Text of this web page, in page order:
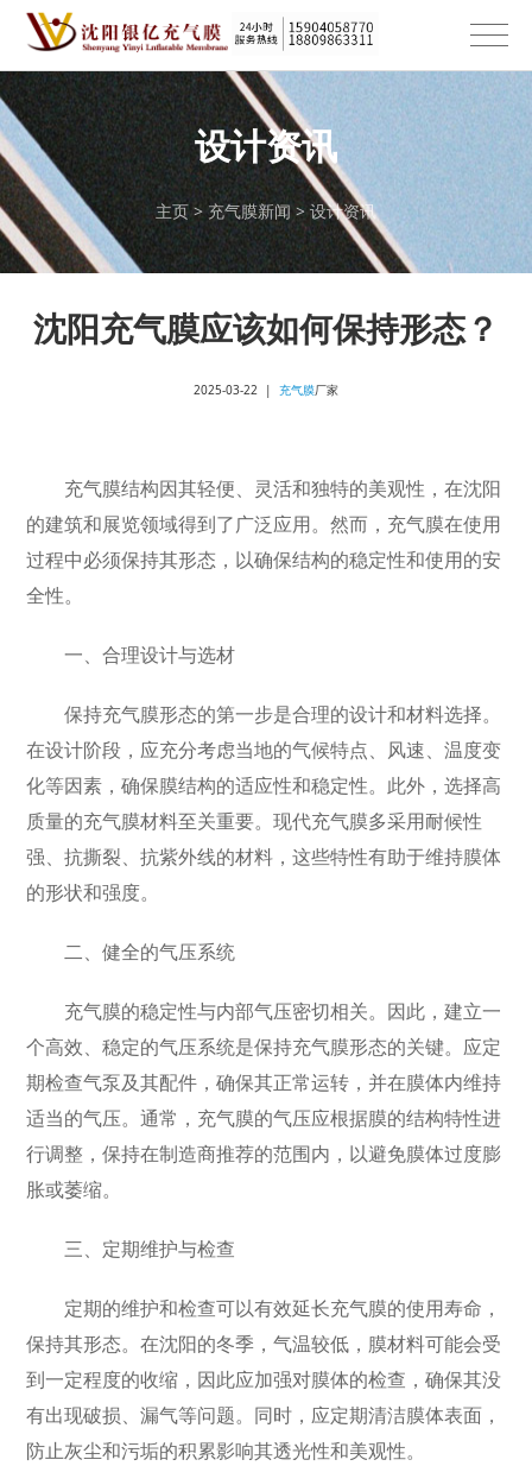
设计资讯
主页> 充气膜新闻> 设计资讯
沈阳充气膜应该如何保持形态？
2025-03-22 | 充气膜厂家
充气膜结构因其轻便、灵活和独特的美观性，在沈阳
的建筑和展览领域得到了广泛应用。然而，充气膜在使用
过程中必须保持其形态，以确保结构的稳定性和使用的安
全性。
一、合理设计与选材
保持充气膜形态的第一步是合理的设计和材料选择。
在设计阶段，应充分考虑当地的气候特点、风速、温度变
化等因素，确保膜结构的适应性和稳定性。此外，选择高
质量的充气膜材料至关重要。现代充气膜多采用耐候性
强、抗撕裂、抗紫外线的材料，这些特性有助于维持膜体
的形状和强度。
二、健全的气压系统
充气膜的稳定性与内部气压密切相关。因此，建立一
个高效、稳定的气压系统是保持充气膜形态的关键。应定
期检查气泵及其配件，确保其正常运转，并在膜体内维持
适当的气压。通常，充气膜的气压应根据膜的结构特性进
行调整，保持在制造商推荐的范围内，以避免膜体过度膨
胀或萎缩。
三、定期维护与检查
定期的维护和检查可以有效延长充气膜的使用寿命，
保持其形态。在沈阳的冬季，气温较低，膜材料可能会受
到一定程度的收缩，因此应加强对膜体的检查，确保其没
有出现破损、漏气等问题。同时，应定期清洁膜体表面，
防止灰尘和污垢的积累影响其透光性和美观性。